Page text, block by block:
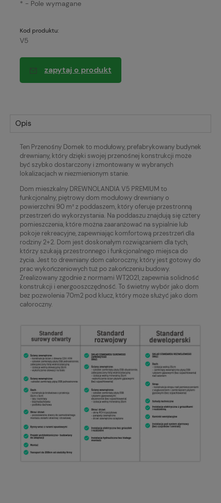
* - Pole wymagane
Kod produktu:
V5
zapytaj o produkt
Opis
Ten Przenośny Domek to modułowy, prefabrykowany budynek
drewniany, który dzięki swojej przenośnej konstrukcji może
być szybko dostarczony i zmontowany w wybranych
lokalizacjach w niezmienionym stanie.
Dom mieszkalny DREWNOLANDIA V5 PREMIUM to
funkcjonalny, piętrowy dom modułowy drewniany o
powierzchni 90 m² z poddaszem, który oferuje przestronną
przestrzeń do wykorzystania. Na poddaszu znajdują się cztery
pomieszczenia, które można zaaranżować na sypialnie lub
pokoje rekreacyjne, zapewniając komfortową przestrzeń dla
rodziny 2+2. Dom jest doskonałym rozwiązaniem dla tych,
którzy szukają przestronnego i funkcjonalnego miejsca do
życia. Jest to drewniany dom całoroczny, który jest gotowy do
prac wykończeniowych tuż po zakończeniu budowy.
Zrealizowany zgodnie z normami WT2021, zapewnia solidność
konstrukcji i energooszczędność. To świetny wybór jako dom
bez pozwolenia 70m2 pod klucz, który może służyć jako dom
całoroczny.